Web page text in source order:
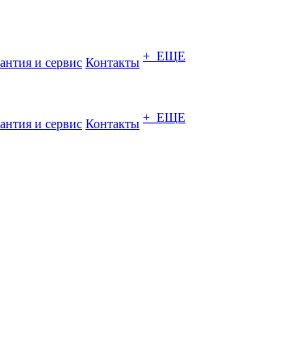
и сервис Контакты + ЕЩЕ
и сервис Контакты + ЕЩЕ